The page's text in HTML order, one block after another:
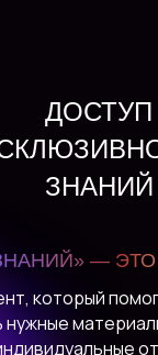
ДОСТУП
ЗНАНИЙ
— ЭТО
который
нужные